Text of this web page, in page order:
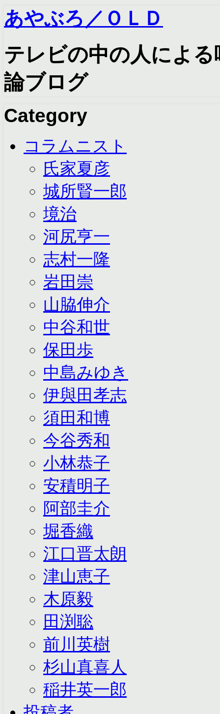
あやぶろ／ＯＬＤ
テレビの中の人によ
論ブログ
Category
コラムニスト
氏家夏彦
城所賢一郎
境治
河尻亨一
志村一隆
岩田崇
山脇伸介
中谷和世
保田歩
中島みゆき
伊與田孝志
須田和博
今谷秀和
小林恭子
安積明子
阿部圭介
堀香織
江口晋太朗
津山恵子
木原毅
田渕聡
前川英樹
杉山真喜人
稲井英一郎